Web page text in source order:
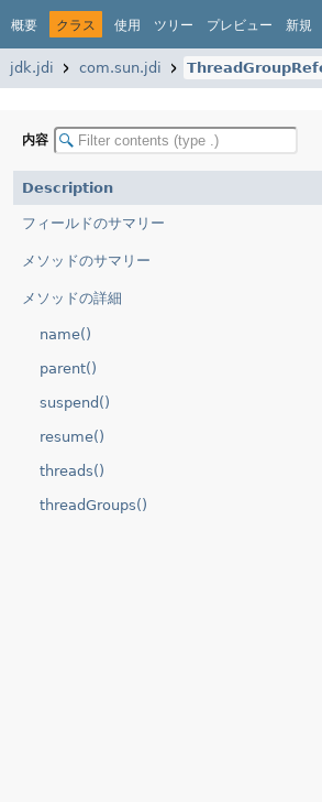
概要 クラス 使用 ツリー プレビュー 新規
jdk.jdi com.sun.jdi
内容
Description
フィールドのサマリー
メソッドのサマリー
メソッドの詳細
name()
parent()
suspend()
resume()
threads()
threadGroups()